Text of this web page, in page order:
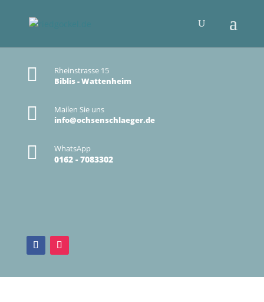

Rheinstrasse 15
Biblis - Wattenheim

Mailen Sie uns
info@ochsenschlaeger.de
 WhatsApp
0162 - 7083302